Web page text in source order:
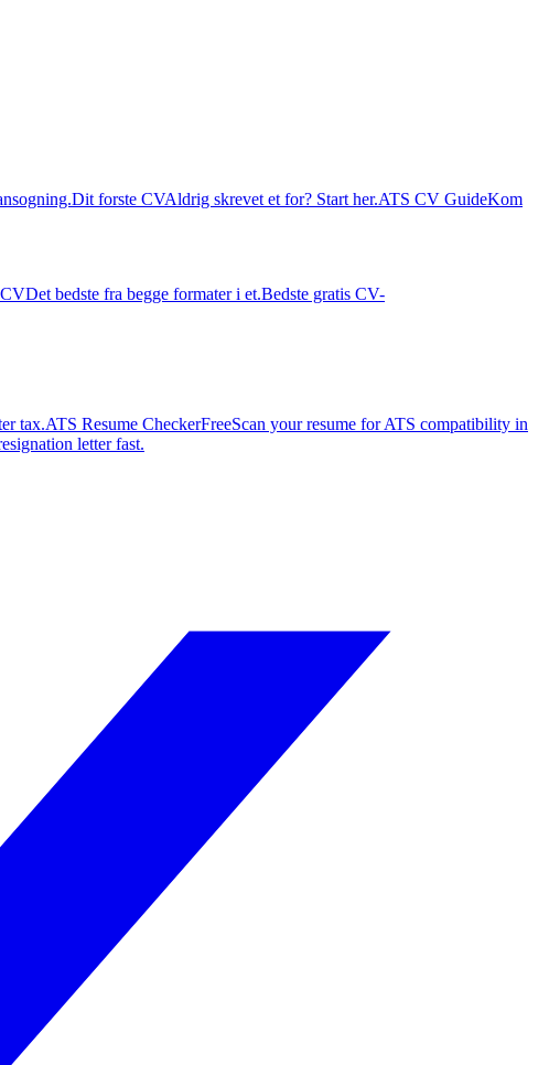
Dit forste CVAldrig skrevet et for? Start her.ATS CV GuideKom
Det bedste fra begge formater i et.Bedste gratis CV-
tax.ATS Resume CheckerFreeScan your resume for ATS compatibility in
letter fast.